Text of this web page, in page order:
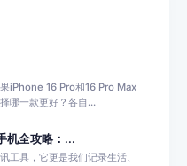
iPhone 16 Pro和16 Pro Max
哪一款更好？各自...
机全攻略：...
工具，它更是我们记录生活、